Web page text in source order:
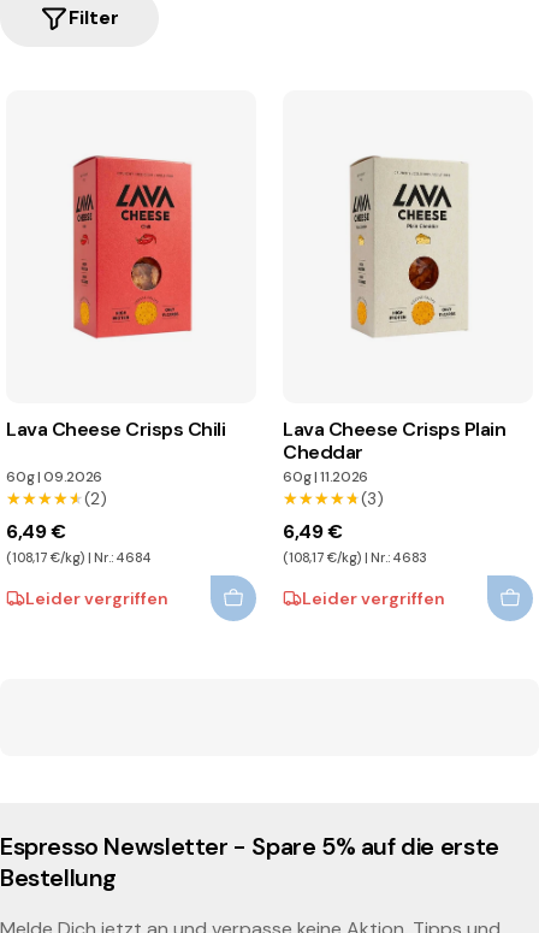
Filter
Lava Cheese Crisps Chili
60g|09.2026
★★★★★
★★★★★(2)
6,49 €
(108,17 €/kg) | Nr.: 4684
Leider vergriffen
Lava Cheese Crisps Plain
Cheddar
60g|11.2026
★★★★★
★★★★★(3)
6,49 €
(108,17 €/kg) | Nr.: 4683
Leider vergriffen
Espresso Newsletter - Spare 5% auf die erste
Bestellung